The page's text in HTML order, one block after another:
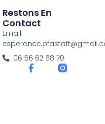
Restons En
Contact
Email:
06 66 62 68 70